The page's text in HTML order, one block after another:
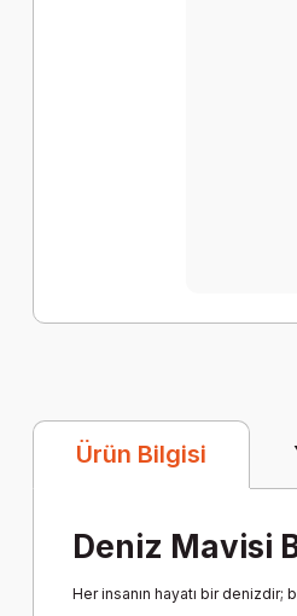
Ürün Bilgisi
Deniz Mavisi
Her insanın hayatı bir denizdir;